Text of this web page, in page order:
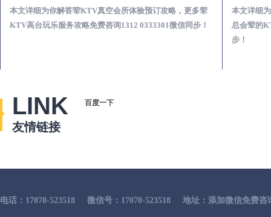
本文详细为你解答荤KTV真空会所体验预订攻略，更多荤
KTV高台玩乐服务攻略免费咨询1312 0333301微信同步！
本文详细
总会荤的
步！
LINK
友情链接
百度一下
电话：17070-523518 微信号：17070-523518 地址：添加微信免费